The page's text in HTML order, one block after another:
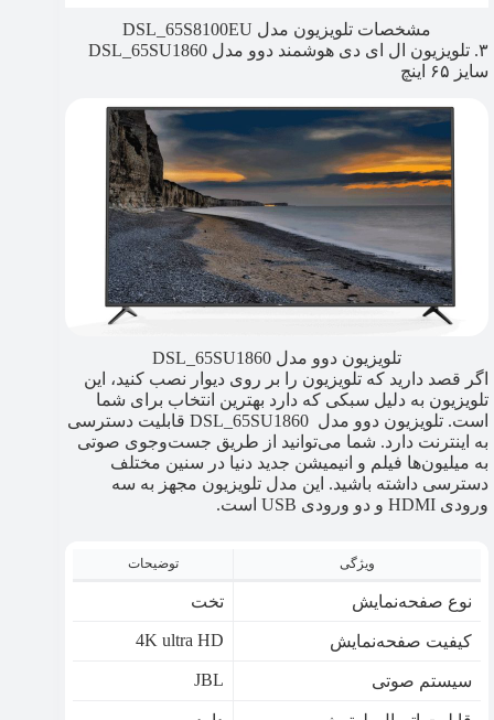
مشخصات تلویزیون مدل DSL_65S8100EU
۳. تلویزیون ال ای دی هوشمند دوو مدل DSL_65SU1860
سایز ۶۵ اینچ
تلویزیون دوو مدل DSL_65SU1860
اگر قصد دارید که تلویزیون را بر روی دیوار نصب کنید، این
تلویزیون به دلیل سبکی که دارد بهترین انتخاب برای شما
است. تلویزیون دوو مدل DSL_65SU1860 قابلیت دسترسی
به اینترنت دارد. شما می‌توانید از طریق جست‌وجوی صوتی
به میلیون‌ها فیلم و انیمیشن جدید دنیا در سنین مختلف
دسترسی داشته باشید. این مدل تلویزیون مجهز به سه
ورودی HDMI و دو ورودی USB است.
ویژگی توضیحات
نوع صفحه‌نمایش تخت
کیفیت صفحه‌نمایش 4K ultra HD
سیستم صوتی JBL